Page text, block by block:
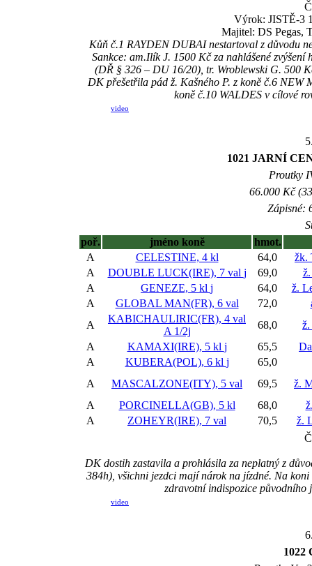
Výrok: JISTĚ-3
Majitel: DS Pegas,
Kůň č.1 RAYDEN DUBAI nestartoval z důvodu
Sankce: am.Ilík J. 1500 Kč za nahlášené
(DŘ § 326 – DU 16/20), tr. Wroblewski G. 500
DK přešetřila pád ž. Kašného P. z koně č.6 NEW
koně č.10 WALDES v cílové
video
1021 JARNÍ
Proutky
66.000 Kč
Zápisné:
poř.
jméno koně
hmot.
A
CELESTINE, 4 kl 64,0
žk.
A
DOUBLE LUCK(IRE), 7 val j 69,0
A
GENEZE, 5 kl j 64,0
ž.
A
GLOBAL MAN(FR), 6 val 72,0
A
KABICHAULIRIC(FR), 4 val
A 1/2j
68,0
A
KAMAXI(IRE), 5 kl j 65,5
A
KUBERA(POL), 6 kl j
65,0
A
MASCALZONE(ITY), 5 val 69,5
ž.
A
PORCINELLA(GB), 5 kl 68,0
A
ZOHEYR(IRE), 7 val 70,5
ž.
DK dostih zastavila a prohlásila za neplatný z
384h), všichni jezdci mají nárok na jízdné. Na
zdravotní indispozice původního
video
1022